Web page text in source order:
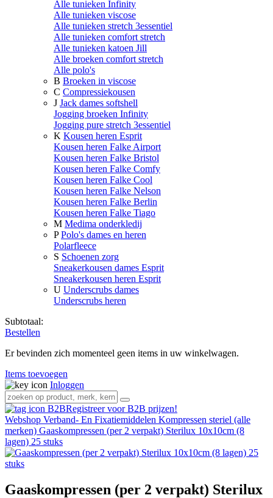
Alle tunieken Infinity
Alle tunieken viscose
Alle tunieken stretch 3essentiel
Alle tunieken comfort stretch
Alle tunieken katoen Jill
Alle broeken comfort stretch
Alle polo's
B Broeken in viscose
C Compressiekousen
J Jack dames softshell
Jogging broeken Infinity
Jogging pure stretch 3essentiel
K Kousen heren Esprit
Kousen heren Falke Airport
Kousen heren Falke Bristol
Kousen heren Falke Comfy
Kousen heren Falke Cool
Kousen heren Falke Nelson
Kousen heren Falke Berlin
Kousen heren Falke Tiago
M Medima onderkledij
P Polo's dames en heren
Polarfleece
S Schoenen zorg
Sneakerkousen dames Esprit
Sneakerkousen heren Esprit
U Underscrubs dames
Underscrubs heren
Subtotaal:
Bestellen
Er bevinden zich momenteel geen items in uw winkelwagen.
Items toevoegen
Inloggen
Registreer voor B2B prijzen!
Webshop Verband- En Fixatiemiddelen Kompressen steriel (alle
merken) Gaaskompressen (per 2 verpakt) Sterilux 10x10cm (8
lagen) 25 stuks
Gaaskompressen (per 2 verpakt) Sterilux